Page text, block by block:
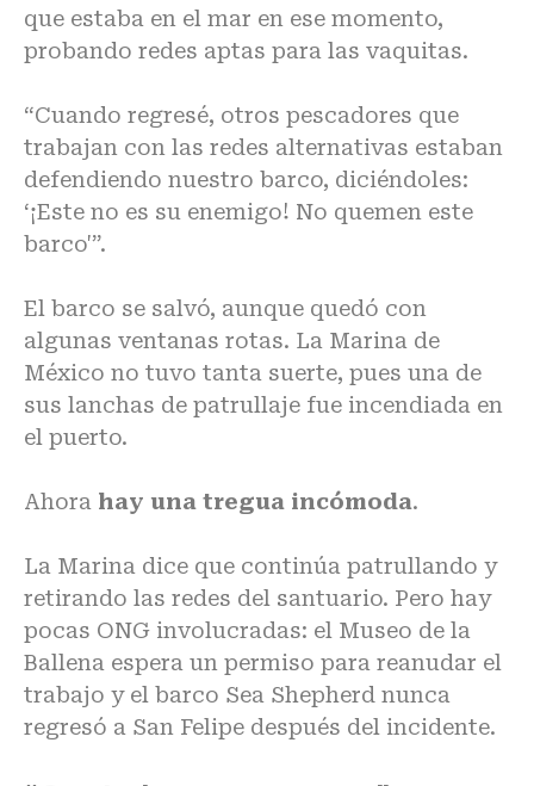
que estaba en el mar en ese momento,
probando redes aptas para las vaquitas.
“Cuando regresé, otros pescadores que
trabajan con las redes alternativas estaban
defendiendo nuestro barco, diciéndoles:
‘¡Este no es su enemigo! No quemen este
barco'”.
El barco se salvó, aunque quedó con
algunas ventanas rotas. La Marina de
México no tuvo tanta suerte, pues una de
sus lanchas de patrullaje fue incendiada en
el puerto.
Ahora hay una tregua incómoda.
La Marina dice que continúa patrullando y
retirando las redes del santuario. Pero hay
pocas ONG involucradas: el Museo de la
Ballena espera un permiso para reanudar el
trabajo y el barco Sea Shepherd nunca
regresó a San Felipe después del incidente.